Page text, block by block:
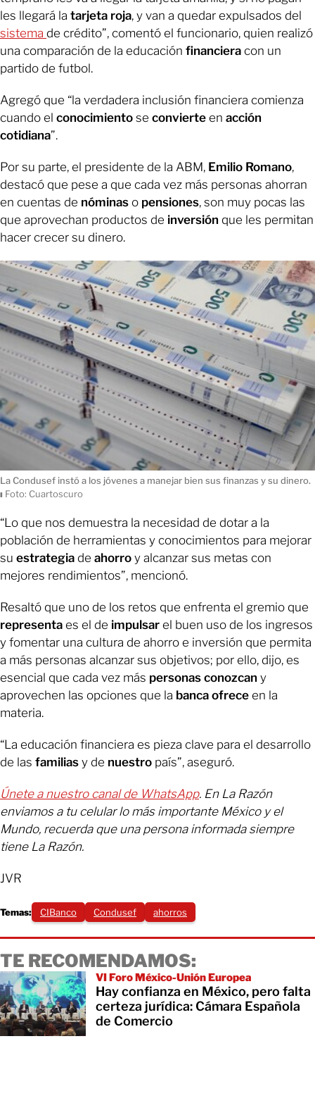
les llegará la tarjeta roja, y van a quedar expulsados del
sistema de crédito”, comentó el funcionario, quien realizó
una comparación de la educación financiera con un
partido de futbol.
Agregó que “la verdadera inclusión financiera comienza
cuando el conocimiento se convierte en acción
cotidiana”.
Por su parte, el presidente de la ABM, Emilio Romano,
destacó que pese a que cada vez más personas ahorran
en cuentas de nóminas o pensiones, son muy pocas las
que aprovechan productos de inversión que les permitan
hacer crecer su dinero.
La Condusef instó a los jóvenes a manejar bien sus finanzas y su dinero.
ı Foto: Cuartoscuro
“Lo que nos demuestra la necesidad de dotar a la
población de herramientas y conocimientos para mejorar
su estrategia de ahorro y alcanzar sus metas con
mejores rendimientos”, mencionó.
Resaltó que uno de los retos que enfrenta el gremio que
representa es el de impulsar el buen uso de los ingresos
y fomentar una cultura de ahorro e inversión que permita
a más personas alcanzar sus objetivos; por ello, dijo, es
esencial que cada vez más personas conozcan y
aprovechen las opciones que la banca ofrece en la
materia.
“La educación financiera es pieza clave para el desarrollo
de las familias y de nuestro país”, aseguró.
Únete a nuestro canal de WhatsApp. En La Razón
enviamos a tu celular lo más importante México y el
Mundo, recuerda que una persona informada siempre
tiene La Razón.
JVR
Temas: CIBanco Condusef ahorros
TE RECOMENDAMOS:
VI Foro México-Unión Europea
Hay confianza en México, pero falta
certeza jurídica: Cámara Española
de Comercio